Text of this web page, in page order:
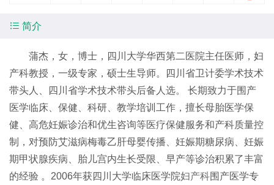
 简介
蒲杰，女，博士，四川大学华西第二医院主任医师，妇
产科教授，一级专家，硕士生导师。四川省卫计委学术技术
带头人、四川省学术技术带头后备人选。 长期致力于围产
医学临床、保健、科研、教学培训工作，擅长母胎医学保
健、高危妊娠诊治和优生咨询等医疗保健服务和产科质量控
制，对预防艾滋病梅毒乙肝母婴传播、妊娠期糖尿病、妊娠
期甲状腺疾病、胎儿宫内生长受限、早产等诊治积累了丰富
的经验 。2006年获四川大学临床医学院妇产科围产医学专